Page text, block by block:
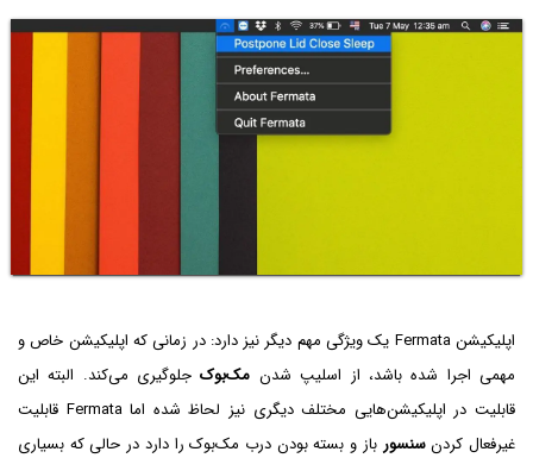
اپلیکیشن Fermata یک ویژگی مهم دیگر نیز دارد: در زمانی که اپلیکیشن خاص و
مهمی اجرا شده باشد، از اسلیپ شدن مک‌بوکجلوگیری می‌کند. البته این
قابلیت در اپلیکیشن‌هایی مختلف دیگری نیز لحاظ شده اما Fermata قابلیت
غیرفعال کردنسنسور باز و بسته بودن درب مک‌بوک را دارد در حالی که بسیاری